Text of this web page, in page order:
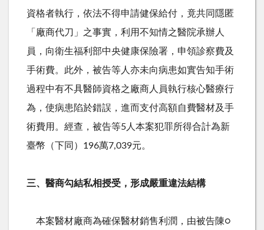
資格者執行，依法不得申請健保給付，竟共同隱匿
「廠商代刀」之事實，利用不知情之醫院承辦人
員，向衛生福利部中央健康保險署，申領診察費及
手術費。此外，被告等人亦未向病患如實告知手術
過程中有不具醫師資格之廠商人員執行核心醫療行
為，使病患陷於錯誤，進而支付高額自費醫材及手
術費用。經查，被告等5人本案犯罪所得合計為新
臺幣（下同） 196萬7,039元。
三、醫商勾結私相授受，形成嚴重違法結構
本案醫材廠商為確保醫材銷售利潤，由被告陳○